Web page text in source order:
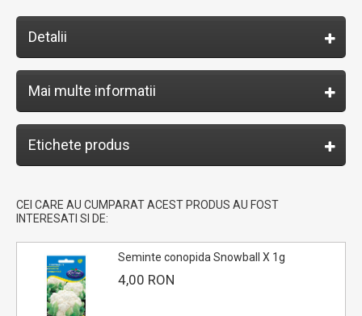
Detalii
Mai multe informatii
Etichete produs
CEI CARE AU CUMPARAT ACEST PRODUS AU FOST
INTERESATI SI DE:
Seminte conopida Snowball X 1g
4,00 RON